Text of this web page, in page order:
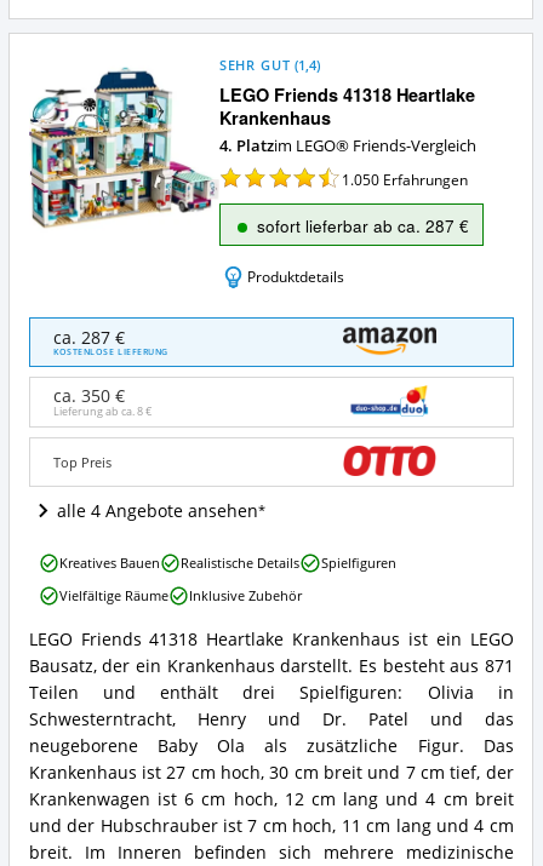
LEGO Friends 41318 Heartlake
Krankenhaus
SEHR GUT (1,4)
4. Platzim LEGO® Friends-Vergleich
1.050 Erfahrungen
sofort lieferbar ab ca. 287 €
Produktdetails
LEGO
Friends
41318
Heartlake
Krankenhaus
Angebote:
LEGO®
Friends
ca. 287 €
KOSTENLOSE LIEFERUNG
ca. 350 €
Lieferung ab ca.8 €
Top Preis
alle 4 Angebote ansehen
LEGO
Friends
41318
Heartlake
Krankenhaus
Zusammenfassung:
Was
bietet
LEGO®
Friends?
LEGO Friends 41318 Heartlake Krankenhaus ist ein LEGO
Bausatz, der ein Krankenhaus darstellt. Es besteht aus 871
Teilen und enthält drei Spielfiguren: Olivia in
Schwesterntracht, Henry und Dr. Patel und das
neugeborene Baby Ola als zusätzliche Figur. Das
Krankenhaus ist 27 cm hoch, 30 cm breit und 7 cm tief, der
Krankenwagen ist 6 cm hoch, 12 cm lang und 4 cm breit
und der Hubschrauber ist 7 cm hoch, 11 cm lang und 4 cm
breit. Im Inneren befinden sich mehrere medizinische
LEGO
Friends
41318
Krankenhaus
Vorteile:
Was
spricht
für
LEGO®
Friends?
Kreatives Bauen Realistische Details
Spielfiguren
Vielfältige Räume
Inklusive Zubehör